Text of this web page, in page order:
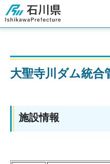
石川県
大聖寺川ダム統合
施設情報